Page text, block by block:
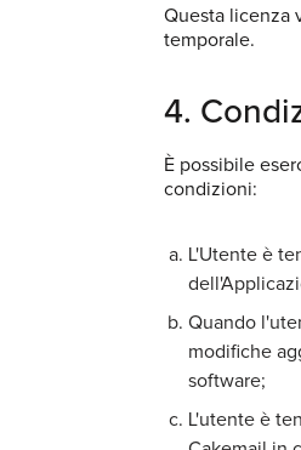
Questa licenza
temporale.
4.
È possibile
condizioni:
L'Utente è
Quando
modifiche
software;
L'utente è